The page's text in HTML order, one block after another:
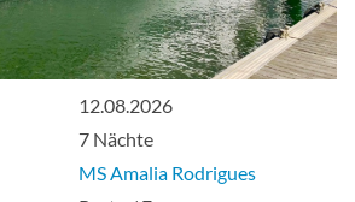
mit Balkon-[F]
12.08.2026
7 Nächte
MS Amalia Rodrigues